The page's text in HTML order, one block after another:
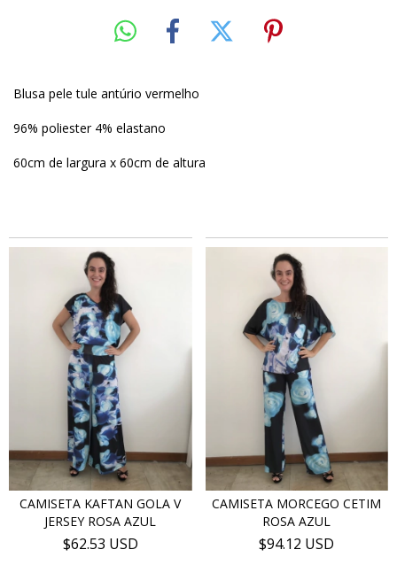
Blusa pele tule antúrio vermelho
96% poliester 4% elastano
60cm de largura x 60cm de altura
CAMISETA KAFTAN GOLA V
JERSEY ROSA AZUL
$62.53 USD
CAMISETA MORCEGO CETIM
ROSA AZUL
$94.12 USD